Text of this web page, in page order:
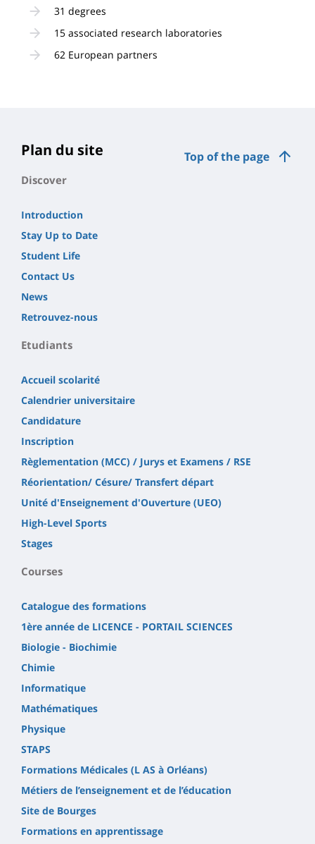
31 degrees
15 associated research laboratories
62 European partners
Top of the page
Plan du site
Discover
Introduction
Stay Up to Date
Student Life
Contact Us
News
Retrouvez-nous
Etudiants
Accueil scolarité
Calendrier universitaire
Candidature
Inscription
Règlementation (MCC) / Jurys et Examens / RSE
Réorientation/ Césure/ Transfert départ
Unité d'Enseignement d'Ouverture (UEO)
High-Level Sports
Stages
Courses
Catalogue des formations
1ère année de LICENCE - PORTAIL SCIENCES
Biologie - Biochimie
Chimie
Informatique
Mathématiques
Physique
STAPS
Formations Médicales (L AS à Orléans)
Métiers de l’enseignement et de l’éducation
Site de Bourges
Formations en apprentissage